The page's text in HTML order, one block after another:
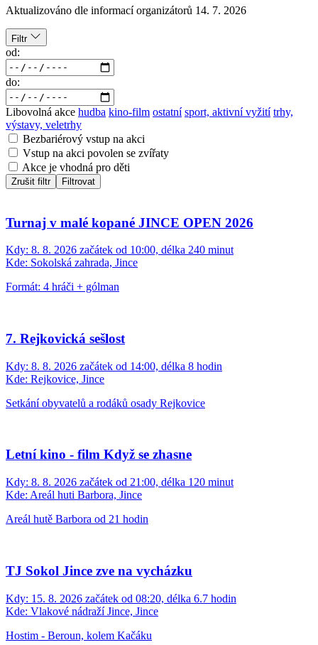
Aktualizováno dle informací organizátorů 14. 7. 2026
Filtr
od:
do:
Libovolná akce hudba kino-film ostatní sport, aktivní vyžití trhy,
výstavy, veletrhy
Bezbariérový vstup na akci
Vstup na akci povolen se zvířaty
Akce je vhodná pro děti
Zrušit filtr Filtrovat
Turnaj v malé kopané JINCE OPEN 2026
Kdy: 8. 8. 2026 začátek od 10:00, délka 240 minut
Kde: Sokolská zahrada, Jince
Formát: 4 hráči + gólman
7. Rejkovická sešlost
Kdy: 8. 8. 2026 začátek od 14:00, délka 8 hodin
Kde: Rejkovice, Jince
Setkání obyvatelů a rodáků osady Rejkovice
Letní kino - film Když se zhasne
Kdy: 8. 8. 2026 začátek od 21:00, délka 120 minut
Kde: Areál huti Barbora, Jince
Areál hutě Barbora od 21 hodin
TJ Sokol Jince zve na vycházku
Kdy: 15. 8. 2026 začátek od 08:20, délka 6.7 hodin
Kde: Vlakové nádraží Jince, Jince
Hostim - Beroun, kolem Kačáku